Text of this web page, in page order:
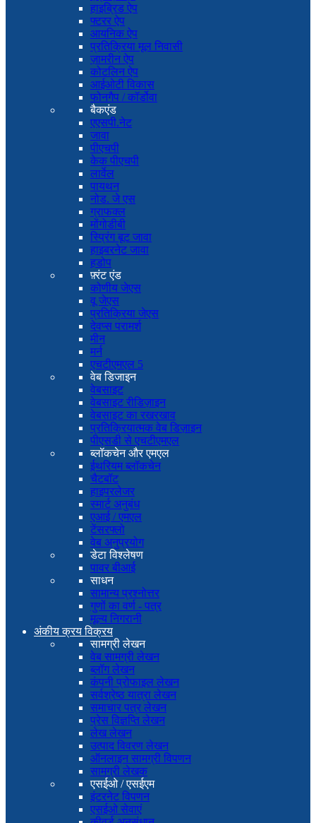
हाइब्रिड ऐप
फ्टरर ऐप
आयनिक ऐप
प्रतिक्रिया मूल निवासी
ज़ामरीन ऐप
कोटलिन ऐप
आईओटी विकास
फोनगैप / कॉर्डोवा
बैकएंड
एएसपी.नेट
जावा
पीएचपी
केक पीएचपी
लार्वेल
पायथन
नोड. जे एस
ग्राफक्ल
मोंगोडीबी
स्प्रिंग बूट जावा
हाइबरनेट जावा
हडोप
फ़्रंट एंड
कोणीय जेएस
वू जेएस
प्रतिक्रिया जेएस
देवप्स परामर्श
मीन
मर्न
एचटीएमएल 5
वेब डिजाइन
वेबसाइट
वेबसाइट रीडिज़ाइन
वेबसाइट का रखरखाव
प्रतिक्रियात्मक वेब डिज़ाइन
पीएसडी से एचटीएमएल
ब्लॉकचेन और एमएल
ईथरियम ब्लॉकचेन
चैटबॉट
हाइपरलेजर
स्मार्ट अनुबंध
एआई / एमएल
टेंसरफ्लो
वेब अनुप्रयोग
डेटा विश्लेषण
पावर बीआई
साधन
सामान्य प्रश्नोत्तर
गुणों का वर्ण - पत्र
मूल्य निगरानी
अंकीय क्रय विक्रय
सामग्री लेखन
वेब सामग्री लेखन
ब्लॉग लेखन
कंपनी प्रोफाइल लेखन
सर्वश्रेष्ठ यात्रा लेखन
समाचार पत्र लेखन
प्रेस विज्ञप्ति लेखन
लेख लेखन
उत्पाद विवरण लेखन
ऑनलाइन सामग्री विपणन
सामग्री लेखक
एसईओ / एसईएम
इंटरनेट विपणन
एसईओ सेवाएं